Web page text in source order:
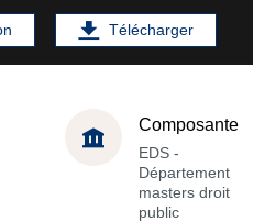
Télécharger
Composante
EDS -
Département
masters droit
public